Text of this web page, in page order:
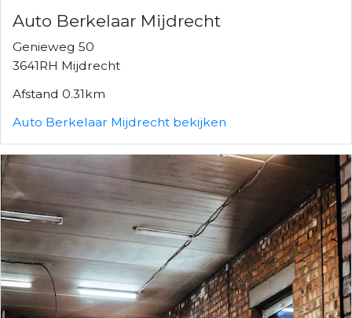
Auto Berkelaar Mijdrecht
Genieweg 50
3641RH Mijdrecht
Afstand 0.31km
Auto Berkelaar Mijdrecht bekijken